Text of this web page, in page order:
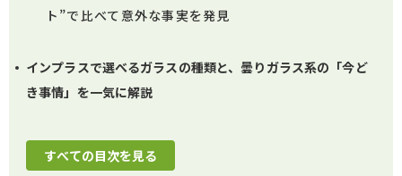
ト”で比べて意外な事実を発見
インプラスで選べるガラスの種類と、曇りガラス系の「今ど
き事情」を一気に解説
すべての目次を見る